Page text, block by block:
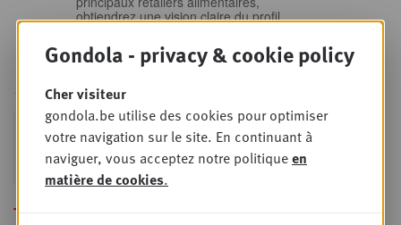
obtiendrez une vision claire du profil
insights indispensables dans un
secteur en plein
24
SEPT
Sales & nego Summit
2026
Sales & Nego summit 2026
Toutes les formations
Gondola - privacy & cookie policy
Cher visiteur
gondola.be utilise des cookies pour optimiser
votre navigation sur le site. En continuant à
naviguer, vous acceptez notre politiqueen
matière de cookies.